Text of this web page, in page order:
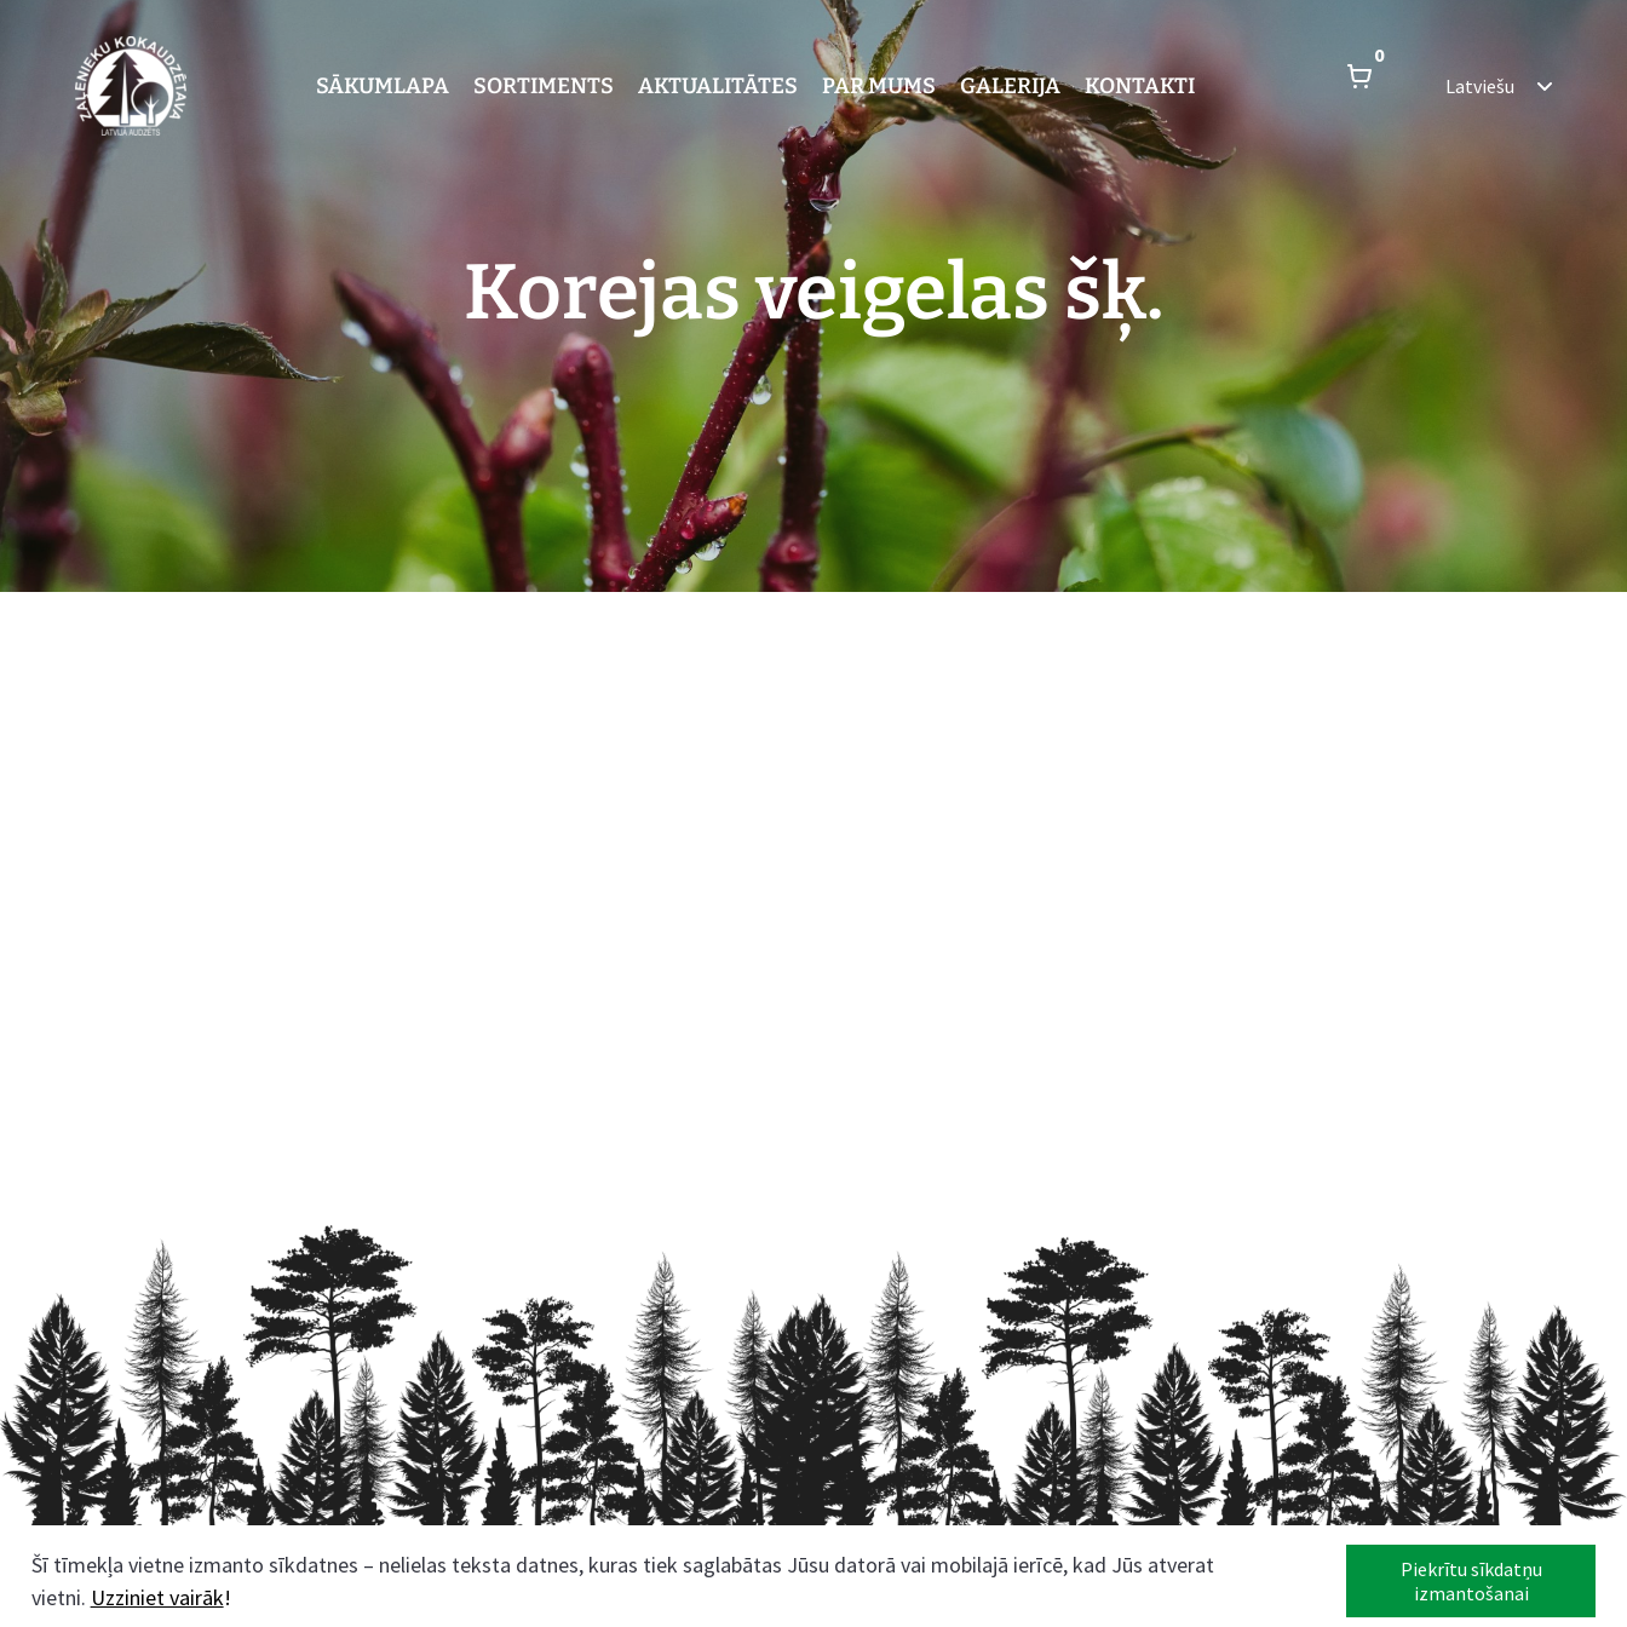
SĀKUMLAPA SORTIMENTS AKTUALITĀTES PAR MUMS GALERIJA KONTAKTI
0
Latviešu
Korejas veigelas šķ.
Rekvizīti
Šī tīmekļa vietne izmanto sīkdatnes – nelielas teksta datnes, kuras tiek saglabātas Jūsu datorā vai mobilajā ierīcē, kad Jūs atverat
vietni. Uzziniet vairāk!
Piekrītu sīkdatņu
izmantošanai